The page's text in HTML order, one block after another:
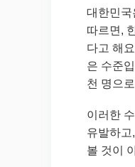
대한민국
따르면,
다고 해
은 수준
천 명으
이러한
유발하
볼 것이